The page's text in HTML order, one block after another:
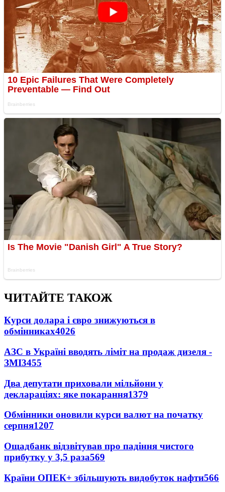
ЧИТАЙТЕ ТАКОЖ
Курси долара і євро знижуються в
обмінниках4026
АЗС в Україні вводять ліміт на продаж дизеля -
ЗМІ3455
Два депутати приховали мільйони у
деклараціях: яке покарання1379
Обмінники оновили курси валют на початку
серпня1207
Ощадбанк відзвітував про падіння чистого
прибутку у 3,5 раза569
Країни ОПЕК+ збільшують видобуток нафти566